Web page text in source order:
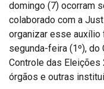
domingo (7) ocorram
colaborado com a
organizar esse auxílio
segunda-feira (1º), do
Controle das
órgãos e outras